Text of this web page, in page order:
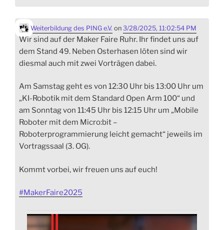
Weiterbildung des PING e.V. on 3/28/2025, 11:02:54 PM
Wir sind auf der Maker Faire Ruhr. Ihr findet uns auf
dem Stand 49. Neben Osterhasen löten sind wir
diesmal auch mit zwei Vorträgen dabei.
Am Samstag geht es von 12:30 Uhr bis 13:00 Uhr um
„KI-Robotik mit dem Standard Open Arm 100“ und
am Sonntag von 11:45 Uhr bis 12:15 Uhr um „Mobile
Roboter mit dem Micro:bit –
Roboterprogrammierung leicht gemacht“ jeweils im
Vortragssaal (3. OG).
Kommt vorbei, wir freuen uns auf euch!
#MakerFaire2025